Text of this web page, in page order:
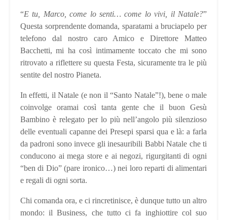
“E tu, Marco, come lo senti… come lo vivi, il Natale?”
Questa sorprendente domanda, sparatami a bruciapelo per
telefono dal nostro caro Amico e Direttore Matteo
Bacchetti, mi ha così intimamente toccato che mi sono
ritrovato a riflettere su questa Festa, sicuramente tra le più
sentite del nostro Pianeta.
In effetti, il Natale (e non il “Santo Natale”!), bene o male
coinvolge oramai così tanta gente che il buon Gesù
Bambino è relegato per lo più nell’angolo più silenzioso
delle eventuali capanne dei Presepi sparsi qua e là: a farla
da padroni sono invece gli inesauribili Babbi Natale che ti
conducono ai mega store e ai negozi, rigurgitanti di ogni
“ben di Dio” (pare ironico…) nei loro reparti di alimentari
e regali di ogni sorta.
Chi comanda ora, e ci rincretinisce, è dunque tutto un altro
mondo: il Business, che tutto ci fa inghiottire col suo